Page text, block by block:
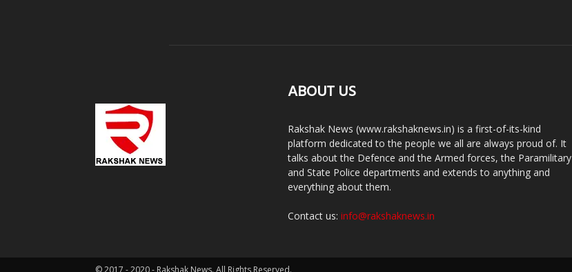
ABOUT US
Rakshak News (www.rakshaknews.in) is a first-of-its-kind
platform dedicated to the people we all are always proud of. It
talks about the Defence and the Armed forces, the Paramilitary
and State Police departments and extends to anything and
everything about them.
Contact us: info@rakshaknews.in
© 2017 - 2020 - Rakshak News. All Rights Reserved.